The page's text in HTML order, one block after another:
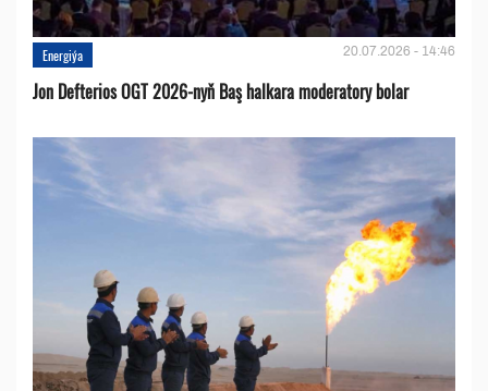
Energiýa 20.07.2026 - 14:46
Jon Defterios OGT 2026-nyň Baş halkara moderatory bolar